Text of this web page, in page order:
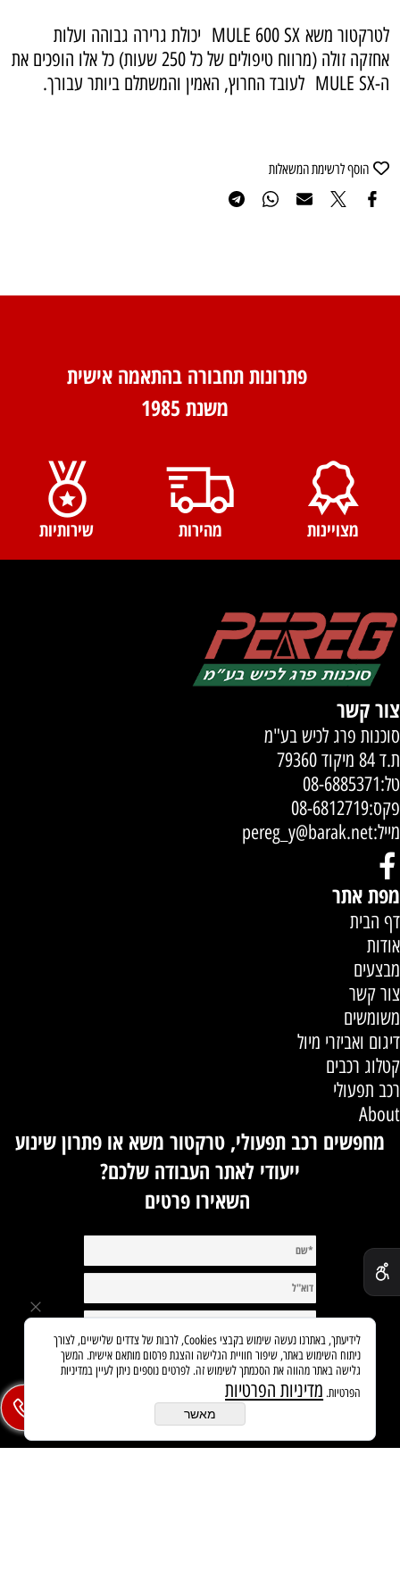
לטרקטור משא MULE 600 SX יכולת גרירה גבוהה ועלות
אחזקה זולה (מרווח טיפולים של כל 250 שעות) כל אלו הופכים את
ה-MULE SX לעובד החרוץ, האמין והמשתלם ביותר עבורך.
הוסף לרשימת המשאלות
פתרונות תחבורה בהתאמה אישית
משנת 1985
מצויינות מהירות שירותיות
צור קשר
סוכנות פרג לכיש בע"מ
ת.ד 84 מיקוד 79360
טל:08-6885371
פקס:08-6812719
מייל:pereg_y@barak.net
מפת אתר
דף הבית
אודות
מבצעים
צור קשר
משומשים
דיגום ואביזרי מיול
קטלוג רכבים
רכב תפעולי
About
מחפשים רכב תפעולי, טרקטור משא או פתרון שינוע
ייעודי לאתר העבודה שלכם?
השאירו פרטים
לידיעתך, באתרנו נעשה שימוש בקבצי Cookies, לרבות של צדדים שלישיים, לצורך
ניתוח השימוש באתר, שיפור חוויית הגלישה והצגת פרסום מותאם אישית. המשך
גלישה באתר מהווה את הסכמתך לשימוש זה. לפרטים נוספים ניתן לעיין במדיניות
הפרטיות. מדיניות הפרטיות
מאשר